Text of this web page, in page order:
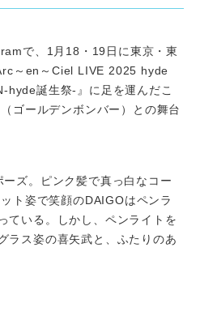
で、1月18・19日に東京・東
～en～Ciel LIVE 2025 hyde
hyde誕生祭-』に足を運んだこ
ゴールデンボンバー）との舞台
ズ。ピンク髪で真っ白なコー
ト姿で笑顔のDAIGOはペンラ
ている。しかし、ペンライトを
ラス姿の喜矢武と、ふたりのあ